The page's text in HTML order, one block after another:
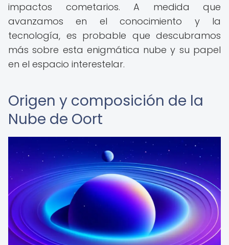
impactos cometarios. A medida que
avanzamos en el conocimiento y la
tecnología, es probable que descubramos
más sobre esta enigmática nube y su papel
en el espacio interestelar.
Origen y composición de la
Nube de Oort